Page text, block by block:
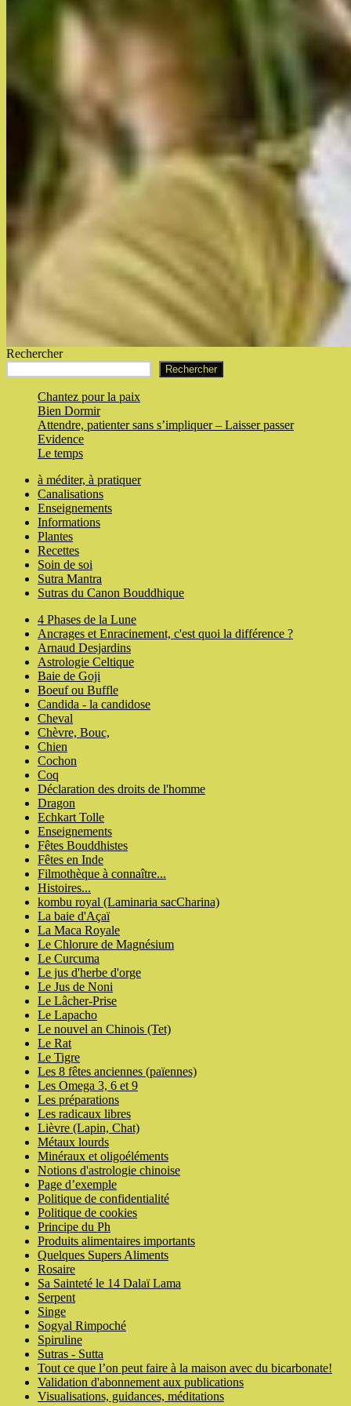
Rechercher
Rechercher
Chantez pour la paix
Bien Dormir
Attendre, patienter sans s’impliquer – Laisser passer
Evidence
Le temps
à méditer, à pratiquer
Canalisations
Enseignements
Informations
Plantes
Recettes
Soin de soi
Sutra Mantra
Sutras du Canon Bouddhique
4 Phases de la Lune
Ancrages et Enracinement, c'est quoi la différence ?
Arnaud Desjardins
Astrologie Celtique
Baie de Goji
Boeuf ou Buffle
Candida - la candidose
Cheval
Chèvre, Bouc,
Chien
Cochon
Coq
Déclaration des droits de l'homme
Dragon
Echkart Tolle
Enseignements
Fêtes Bouddhistes
Fêtes en Inde
Filmothèque à connaître...
Histoires...
kombu royal (Laminaria sacCharina)
La baie d'Açaï
La Maca Royale
Le Chlorure de Magnésium
Le Curcuma
Le jus d'herbe d'orge
Le Jus de Noni
Le Lâcher-Prise
Le Lapacho
Le nouvel an Chinois (Tet)
Le Rat
Le Tigre
Les 8 fêtes anciennes (païennes)
Les Omega 3, 6 et 9
Les préparations
Les radicaux libres
Lièvre (Lapin, Chat)
Métaux lourds
Minéraux et oligoéléments
Notions d'astrologie chinoise
Page d’exemple
Politique de confidentialité
Politique de cookies
Principe du Ph
Produits alimentaires importants
Quelques Supers Aliments
Rosaire
Sa Sainteté le 14 Dalaï Lama
Serpent
Singe
Sogyal Rimpoché
Spiruline
Sutras - Sutta
Tout ce que l’on peut faire à la maison avec du bicarbonate!
Validation d'abonnement aux publications
Visualisations, guidances, méditations